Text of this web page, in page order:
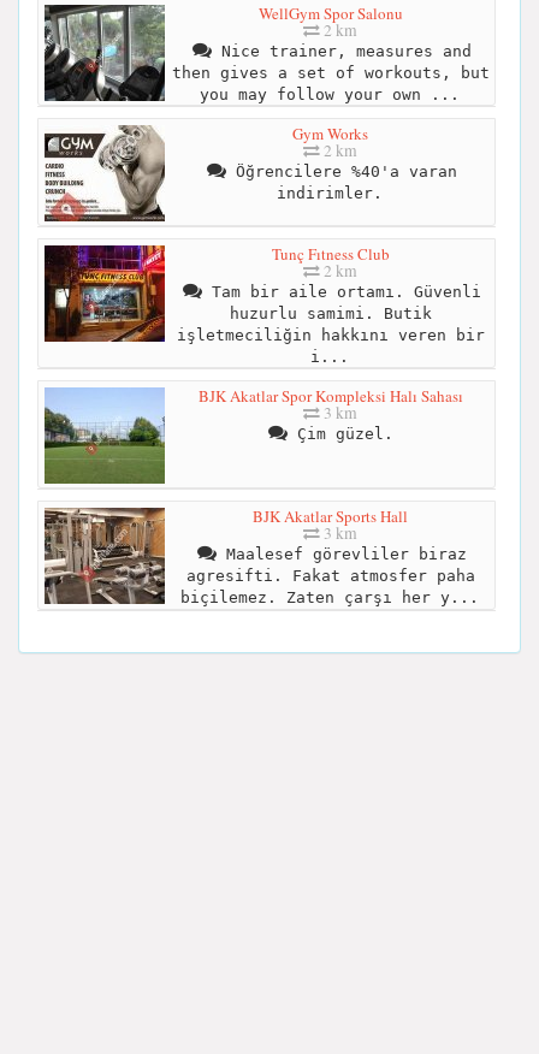
WellGym Spor Salonu
2 km
Nice trainer, measures and
then gives a set of workouts, but
you may follow your own ...
Gym Works
2 km
Öğrencilere %40'a varan
indirimler.
Tunç Fıtness Club
2 km
Tam bir aile ortamı. Güvenli
huzurlu samimi. Butik
işletmeciliğin hakkını veren bir
i...
BJK Akatlar Spor Kompleksi Halı Sahası
3 km
Çim güzel.
BJK Akatlar Sports Hall
3 km
Maalesef görevliler biraz
agresifti. Fakat atmosfer paha
biçilemez. Zaten çarşı her y...